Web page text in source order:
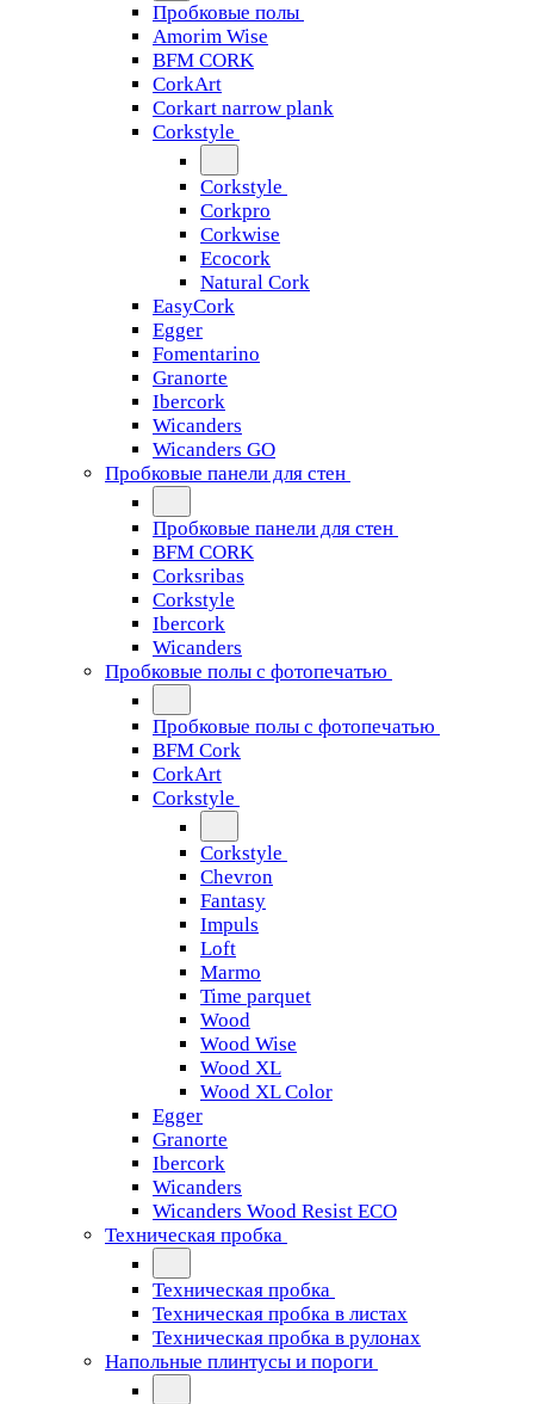
Пробковые полы
Amorim Wise
BFM CORK
CorkArt
Corkart narrow plank
Corkstyle
Corkstyle
Corkpro
Corkwise
Ecocork
Natural Cork
EasyCork
Egger
Fomentarino
Granorte
Ibercork
Wicanders
Wicanders GO
Пробковые панели для стен
Пробковые панели для стен
BFM CORK
Corksribas
Corkstyle
Ibercork
Wicanders
Пробковые полы с фотопечатью
Пробковые полы с фотопечатью
BFM Cork
CorkArt
Corkstyle
Corkstyle
Chevron
Fantasy
Impuls
Loft
Marmo
Time parquet
Wood
Wood Wise
Wood XL
Wood XL Color
Egger
Granorte
Ibercork
Wicanders
Wicanders Wood Resist ECO
Техническая пробка
Техническая пробка
Техническая пробка в листах
Техническая пробка в рулонах
Напольные плинтусы и пороги